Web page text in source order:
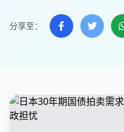
分享至：